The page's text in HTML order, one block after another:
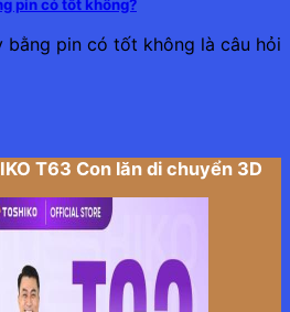
pin có tốt không?
bằng pin có tốt không là câu hỏi
T63 Con lăn di chuyển 3D